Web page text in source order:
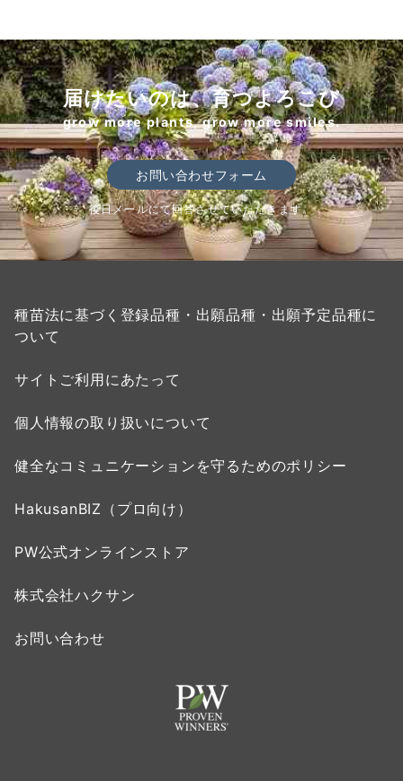
届けたいのは、育つよろこび
grow more plants, grow more smiles.
お問い合わせフォーム
後日メールにて回答させていただきます。
種苗法に基づく登録品種・出願品種・出願予定品種に
ついて
サイトご利用にあたって
個人情報の取り扱いについて
健全なコミュニケーションを守るためのポリシー
HakusanBIZ（プロ向け）
PW公式オンラインストア
株式会社ハクサン
お問い合わせ